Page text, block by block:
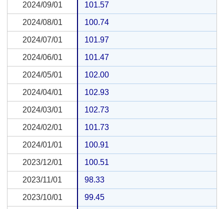
2024/09/01 101.57
2024/08/01 100.74
2024/07/01 101.97
2024/06/01 101.47
2024/05/01 102.00
2024/04/01 102.93
2024/03/01 102.73
2024/02/01 101.73
2024/01/01 100.91
2023/12/01 100.51
2023/11/01 98.33
2023/10/01 99.45
2024/09/01
2024/08/01
2024/07/01
2024/06/01
2024/05/01
2024/04/01
2024/03/01
2024/02/01
2024/01/01
2023/12/01
2023/11/01
2023/10/01